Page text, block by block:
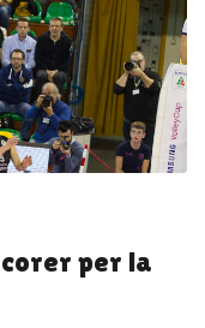
per la